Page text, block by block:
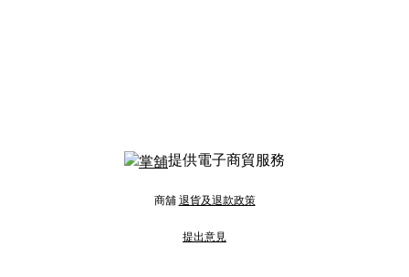
提供電子商貿服務
商舖 退貨及退款政策
提出意見